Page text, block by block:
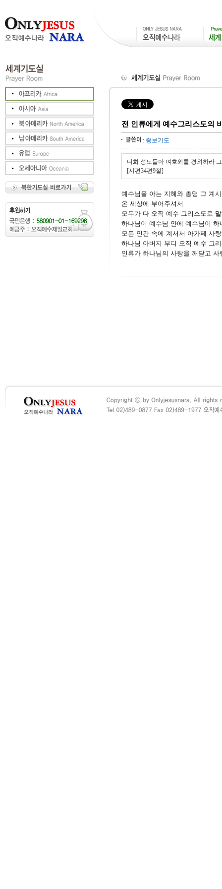
전 인류에게 예수그리스도의
: 중보기도
너희 성도들아 여호와를 경외하라
[시편34편9절]
예수님을 아는 지혜와 총명 그 계
온 세상에 부어주셔서
모두가 다 오직 예수 그리스도로
하나님이 예수님 안에 예수님이
모든 인간 속에 계서서 아가페 사
하나님 아버지 부디 오직 예수 그
인류가 하나님의 사랑을 깨닫고